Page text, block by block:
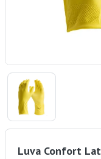
Luva Confort